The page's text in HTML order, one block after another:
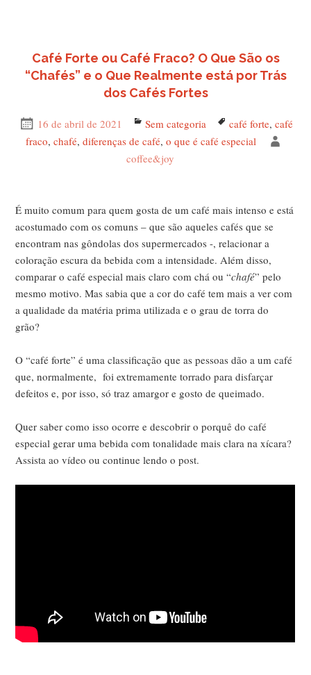
Café Forte ou Café Fraco? O Que São os
“Chafés” e o Que Realmente está por Trás
dos Cafés Fortes
Publicado
em
16 de abril de 2021 Categorias
Sem categoria Tags
café forte, café
fraco, chafé, diferenças de café, o que é café especial
coffee&joy
É muito comum para quem gosta de um café mais intenso e está
acostumado com os comuns – que são aqueles cafés que se
encontram nas gôndolas dos supermercados -, relacionar a
coloração escura da bebida com a intensidade. Além disso,
comparar o café especial mais claro com chá ou “chafé” pelo
mesmo motivo. Mas sabia que a cor do café tem mais a ver com
a qualidade da matéria prima utilizada e o grau de torra do
grão?
O “café forte” é uma classificação que as pessoas dão a um café
que, normalmente, foi extremamente torrado para disfarçar
defeitos e, por isso, só traz amargor e gosto de queimado.
Quer saber como isso ocorre e descobrir o porquê do café
especial gerar uma bebida com tonalidade mais clara na xícara?
Assista ao vídeo ou continue lendo o post.